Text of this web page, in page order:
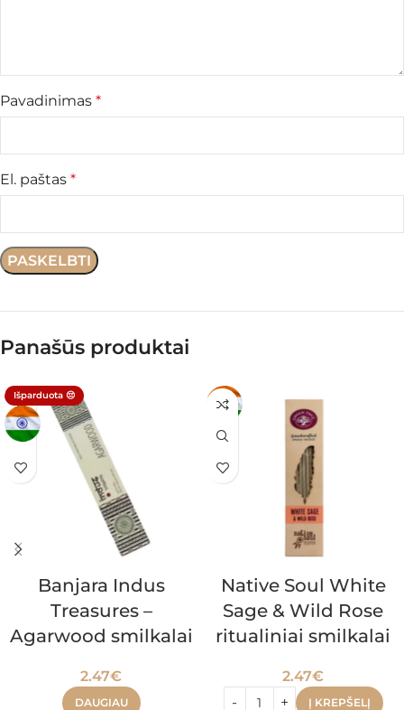
Pavadinimas *
El. paštas *
Panašūs produktai
Išparduota 😔
Banjara Indus
Treasures –
Agarwood smilkalai
2.47€
DAUGIAU
Native Soul White
Sage & Wild Rose
ritualiniai smilkalai
2.47€
Į KREPŠELĮ